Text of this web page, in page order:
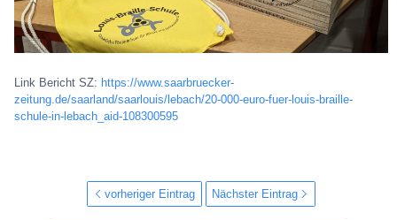
Link Bericht SZ: https://www.saarbruecker-
zeitung.de/saarland/saarlouis/lebach/20-000-euro-fuer-louis-braille-
schule-in-lebach_aid-108300595
vorheriger Eintrag Nächster Eintrag